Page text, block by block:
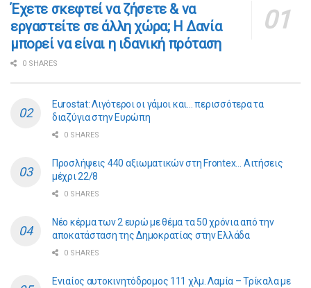
​​Έχετε σκεφτεί να ζήσετε & να
εργαστείτε σε άλλη χώρα; Η Δανία
μπορεί να είναι η ιδανική πρόταση
0 SHARES
Eurostat: Λιγότεροι οι γάμοι και… περισσότερα τα
διαζύγια στην Ευρώπη
0 SHARES
Προσλήψεις 440 αξιωματικών στη Frontex… Αιτήσεις
μέχρι 22/8
0 SHARES
Νέο κέρμα των 2 ευρώ με θέμα τα 50 χρόνια από την
αποκατάσταση της Δημοκρατίας στην Ελλάδα
0 SHARES
Ενιαίος αυτοκινητόδρομος 111 χλμ. Λαμία – Τρίκαλα με